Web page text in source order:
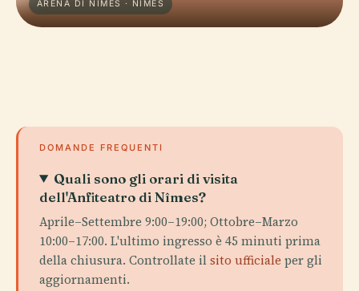
ARENA DI NÎMES · NÎMES
DOMANDE FREQUENTI
Quali sono gli orari di visita
dell'Anfiteatro di Nîmes?
Aprile–Settembre 9:00–19:00; Ottobre–Marzo
10:00–17:00. L'ultimo ingresso è 45 minuti prima
della chiusura. Controllate ilsito ufficiale per gli
aggiornamenti.